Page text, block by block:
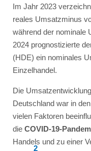
Im Jahr 2023
reales Umsatzminus
während der nominale
2024 prognostizierte
(HDE) ein nominales
Einzelhandel.
Die
Deutschland war in
vielen Faktoren
die COVID-19-
Handels und zu einer
2